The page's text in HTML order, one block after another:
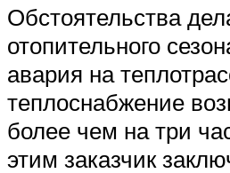
Обстоятельства
отопительного
авария на
теплоснабжение
более чем на три
этим заказчик